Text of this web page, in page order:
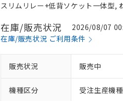
スリムリレー+低背ソケット一体型,
在庫/販売状況
2026/08/07
在庫/販売状況 ご利用条件
販売状況 販売中
機種区分 受注生産機種